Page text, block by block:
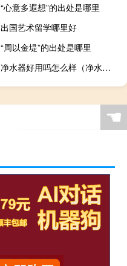
“心意多遐想”的出处是哪里
出国艺术留学哪里好
“周以金堤”的出处是哪里
净水器好用吗怎么样（净水器好用吗）
☚